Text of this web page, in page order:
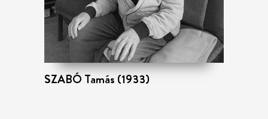
SZABÓ Tamás (1933)